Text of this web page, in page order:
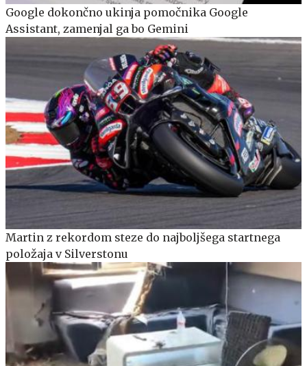
Google dokončno ukinja pomočnika Google
Assistant, zamenjal ga bo Gemini
Martin z rekordom steze do najboljšega startnega
položaja v Silverstonu